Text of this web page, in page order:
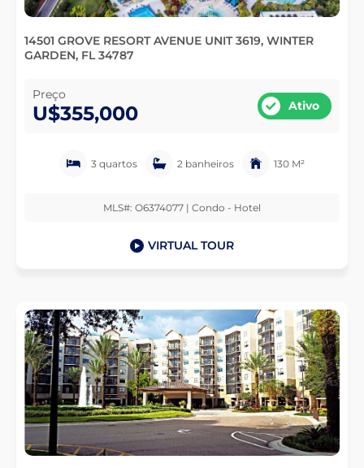
14501 GROVE RESORT AVENUE UNIT 3619, WINTER
GARDEN, FL 34787
Preço
U$355,000 Ativo
3 quartos 2 banheiros 130 M²
MLS#: O6374077 | Condo - Hotel
VIRTUAL TOUR